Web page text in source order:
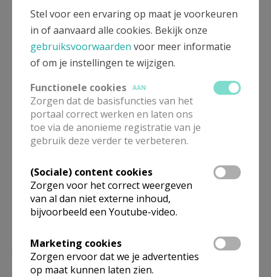
Meer
Artikel
Deel dit artikel
Lees meer
Stel voor een ervaring op maat je voorkeuren
in of aanvaard alle cookies. Bekijk onze
gebruiksvoorwaarden voor meer informatie
of om je instellingen te wijzigen.
Functionele cookies
AAN
Zorgen dat de basisfuncties van het
portaal correct werken en laten ons
toe via de anonieme registratie van je
gebruik deze verder te verbeteren.
(Sociale) content cookies
Zorgen voor het correct weergeven
van al dan niet externe inhoud,
bijvoorbeeld een Youtube-video.
Marketing cookies
Zorgen ervoor dat we je advertenties
op maat kunnen laten zien.